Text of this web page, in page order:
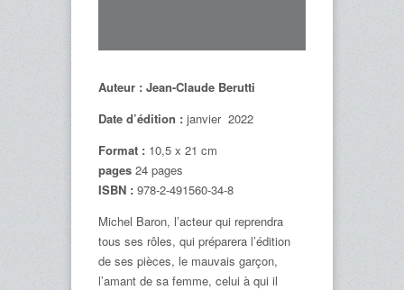
Auteur : Jean-Claude Berutti
Date d’édition : janvier 2022
Format : 10,5 x 21 cm
pages 24 pages
ISBN : 978-2-491560-34-8
Michel Baron, l’acteur qui reprendra
tous ses rôles, qui préparera l’édition
de ses pièces, le mauvais garçon,
l’amant de sa femme, celui à qui il